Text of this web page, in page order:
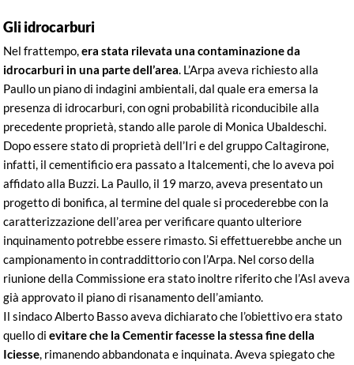
Gli idrocarburi
Nel frattempo,era stata rilevata una contaminazione da
idrocarburi in una parte dell’area. L’Arpa aveva richiesto alla
Paullo un piano di indagini ambientali, dal quale era emersa la
presenza di idrocarburi, con ogni probabilità riconducibile alla
precedente proprietà, stando alle parole di Monica Ubaldeschi.
Dopo essere stato di proprietà dell’Iri e del gruppo Caltagirone,
infatti, il cementificio era passato a Italcementi, che lo aveva poi
affidato alla Buzzi. La Paullo, il 19 marzo, aveva presentato un
progetto di bonifica, al termine del quale si procederebbe con la
caratterizzazione dell’area per verificare quanto ulteriore
inquinamento potrebbe essere rimasto. Si effettuerebbe anche un
campionamento in contraddittorio con l’Arpa. Nel corso della
riunione della Commissione era stato inoltre riferito che l’Asl aveva
già approvato il piano di risanamento dell’amianto.
Il sindaco Alberto Basso aveva dichiarato che l’obiettivo era stato
quello dievitare che la Cementir facesse la stessa fine della
Iciesse, rimanendo abbandonata e inquinata. Aveva spiegato che